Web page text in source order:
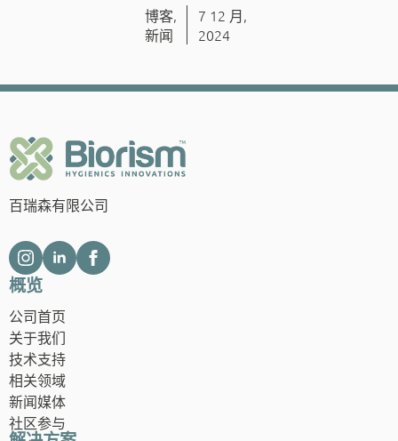
博客,
新闻
7 12 月,
2024
百瑞森有限公司
概览
公司首页
关于我们
技术支持
相关领域
新闻媒体
社区参与